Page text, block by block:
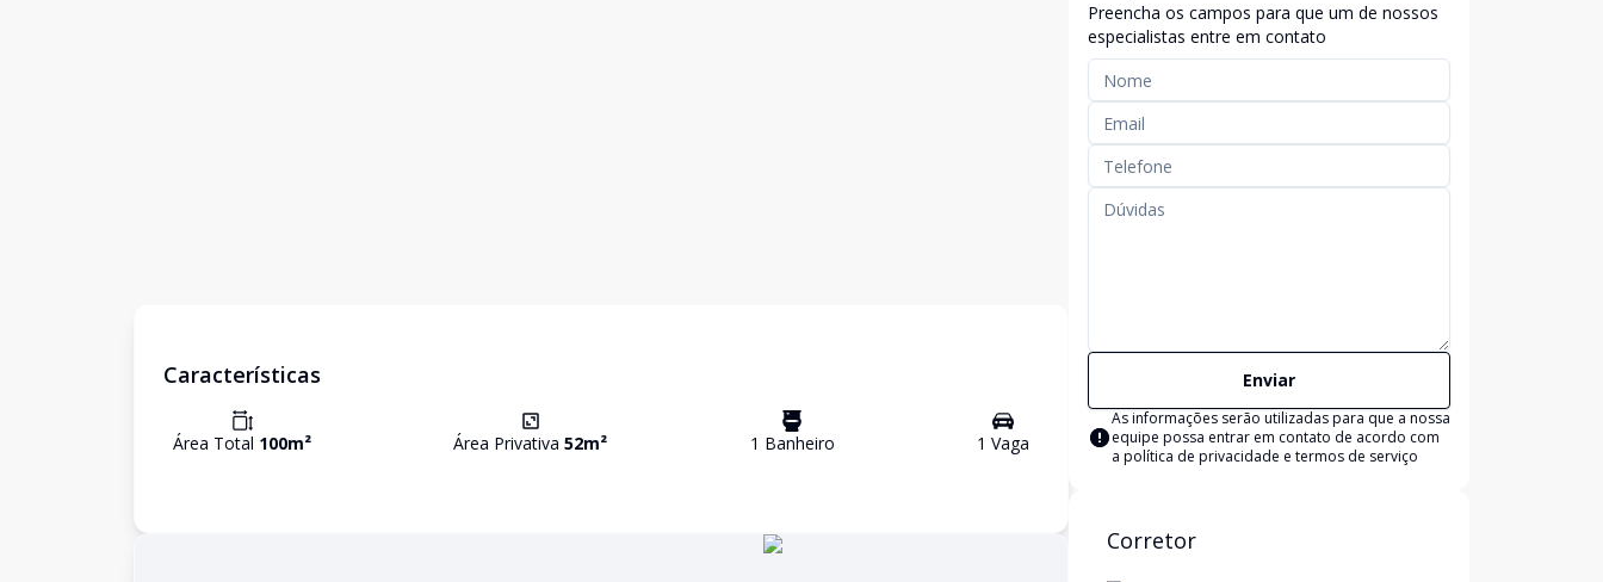
Características
Área Total 100m² Área Privativa52m² 1 Banheiro 1 Vaga
Preencha os campos para que um de nossos
especialistas entre em contato
Enviar
As informações serão utilizadas para que a nossa
equipe possa entrar em contato de acordo com
a política de privacidade e termos de serviço
Corretor